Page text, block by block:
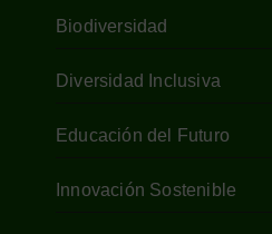
Biodiversidad
Diversidad Inclusiva
Educación del Futuro
Innovación Sostenible